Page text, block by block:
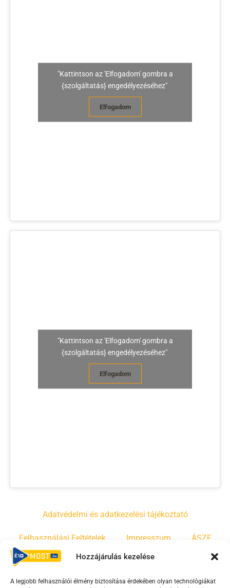
Hozzájárulás kezelése
A legjobb felhasználói élmény biztosítása érdekében olyan technológiákat
"Kattintson az 'Elfogadom' gombra a
{szolgáltatás} engedélyezéséhez"
Elfogadom
"Kattintson az 'Elfogadom' gombra a
{szolgáltatás} engedélyezéséhez"
Elfogadom
Adatvédelmi és adatkezelési tájékoztató
Felhasználási Feltételek Impresszum ÁSZF
Irányelvek Moderálási szabályzat